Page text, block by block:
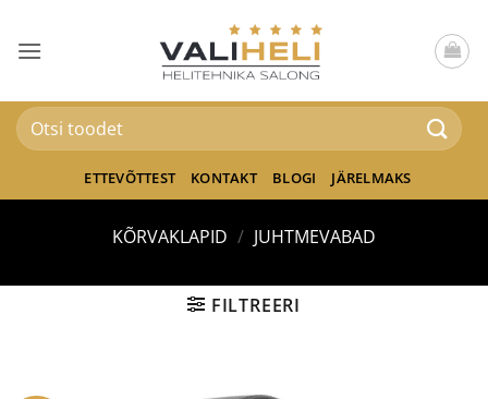
content
Otsi:
ETTEVÕTTEST KONTAKT BLOGI JÄRELMAKS
KÕRVAKLAPID / JUHTMEVABAD
FILTREERI